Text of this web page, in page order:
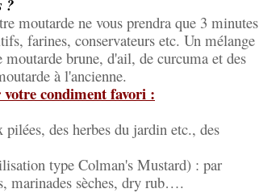
?
moutarde ne vous prendra que 3 minutes
farines, conservateurs etc. Un mélange
brune, d'ail, de curcuma et des
à l'ancienne.
condiment favori :
des herbes du jardin etc., des
type Colman's Mustard) : par
marinades sèches, dry rub….